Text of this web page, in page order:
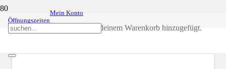
Öffnungszeiten
Mein Konto
wurde deinem Warenkorb hinzugefügt.
Mukoviszidose